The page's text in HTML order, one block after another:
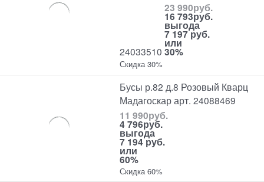
24033510
23 990руб.
16 793руб.
выгода
7 197 руб.
или
30%
Скидка 30%
Бусы р.82 д.8 Розовый Кварц
Мадагоскар арт. 24088469
11 990руб.
4 796руб.
выгода
7 194 руб.
или
60%
Скидка 60%